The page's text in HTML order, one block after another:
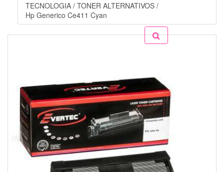
TECNOLOGIA / TONER ALTERNATIVOS /
Hp Generico Ce411 Cyan